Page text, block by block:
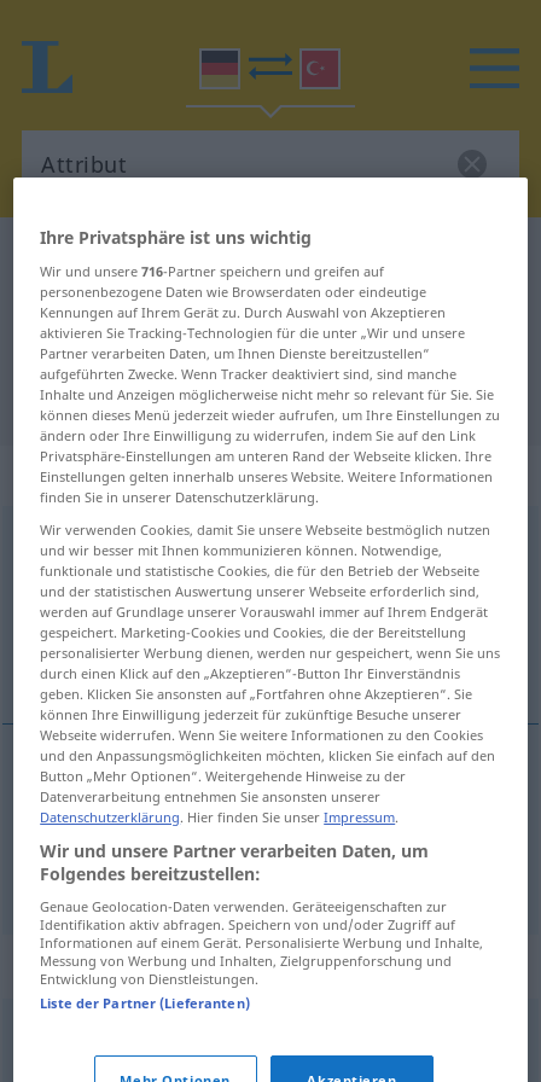
Deutsch-Türkisch Wörterbuch
Deutsch-Türkisch Übersetzung für
"Attribut"
"Attribut" Türkisch Übersetzung
„Attribut“: Neutrum, sächlich
Attributn <-s; -e>
Übersicht aller Übersetzungen
(Für mehr Details die Übersetzung anklicken/antippen)
nitelik niteleyici
nitelik Attribut
niteleyici Attribut GRAM
Synonyme für "Attribut"
Ihre Privatsphäre ist uns wichtig
Wir und unsere716-Partner speichern und greifen auf
personenbezogene Daten wie Browserdaten oder eindeutige
Kennungen auf Ihrem Gerät zu. Durch Auswahl von Akzeptieren
aktivieren Sie Tracking-Technologien für die unter „Wir und unsere
Partner verarbeiten Daten, um Ihnen Dienste bereitzustellen“
aufgeführten Zwecke. Wenn Tracker deaktiviert sind, sind manche
Inhalte und Anzeigen möglicherweise nicht mehr so relevant für Sie. Sie
können dieses Menü jederzeit wieder aufrufen, um Ihre Einstellungen zu
ändern oder Ihre Einwilligung zu widerrufen, indem Sie auf den Link
Privatsphäre-Einstellungen am unteren Rand der Webseite klicken. Ihre
Einstellungen gelten innerhalb unseres Website. Weitere Informationen
finden Sie in unserer Datenschutzerklärung.
Wir verwenden Cookies, damit Sie unsere Webseite bestmöglich nutzen
und wir besser mit Ihnen kommunizieren können. Notwendige,
funktionale und statistische Cookies, die für den Betrieb der Webseite
und der statistischen Auswertung unserer Webseite erforderlich sind,
werden auf Grundlage unserer Vorauswahl immer auf Ihrem Endgerät
gespeichert. Marketing-Cookies und Cookies, die der Bereitstellung
personalisierter Werbung dienen, werden nur gespeichert, wenn Sie uns
durch einen Klick auf den „Akzeptieren“-Button Ihr Einverständnis
geben. Klicken Sie ansonsten auf „Fortfahren ohne Akzeptieren“. Sie
können Ihre Einwilligung jederzeit für zukünftige Besuche unserer
Webseite widerrufen. Wenn Sie weitere Informationen zu den Cookies
und den Anpassungsmöglichkeiten möchten, klicken Sie einfach auf den
Button „Mehr Optionen“. Weitergehende Hinweise zu der
Datenverarbeitung entnehmen Sie ansonsten unserer
Datenschutzerklärung. Hier finden Sie unserImpressum.
Wir und unsere Partner verarbeiten Daten, um
Folgendes bereitzustellen:
Genaue Geolocation-Daten verwenden. Geräteeigenschaften zur
Identifikation aktiv abfragen. Speichern von und/oder Zugriff auf
Informationen auf einem Gerät. Personalisierte Werbung und Inhalte,
Messung von Werbung und Inhalten, Zielgruppenforschung und
Entwicklung von Dienstleistungen.
Liste der Partner (Lieferanten)